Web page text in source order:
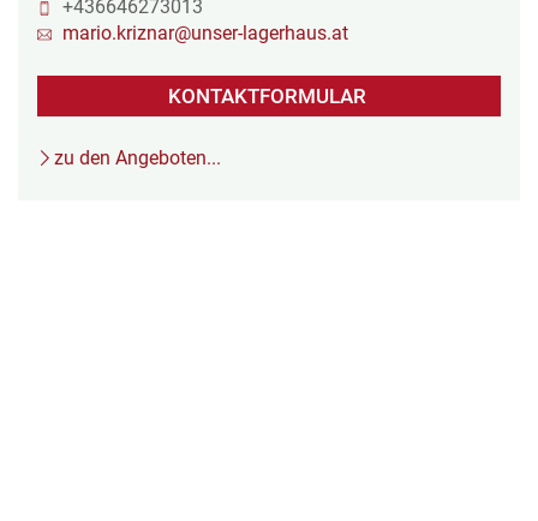
+436646273013
mario.kriznar@unser-lagerhaus.at
KONTAKTFORMULAR
zu den Angeboten...